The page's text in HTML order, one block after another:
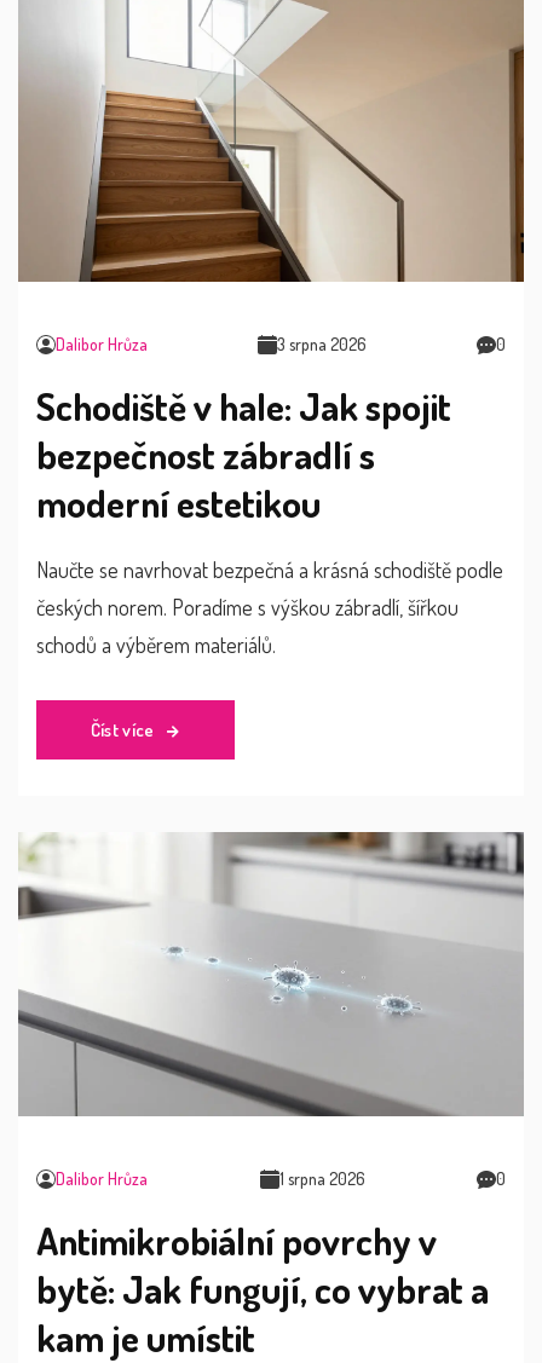
Dalibor Hrůza 3 srpna 2026 0
Schodiště v hale: Jak spojit
bezpečnost zábradlí s
moderní estetikou
Naučte se navrhovat bezpečná a krásná schodiště podle
českých norem. Poradíme s výškou zábradlí, šířkou
schodů a výběrem materiálů.
Číst více
Dalibor Hrůza 1 srpna 2026 0
Antimikrobiální povrchy v
bytě: Jak fungují, co vybrat a
kam je umístit